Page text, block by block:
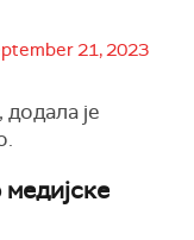
21, 2023
је